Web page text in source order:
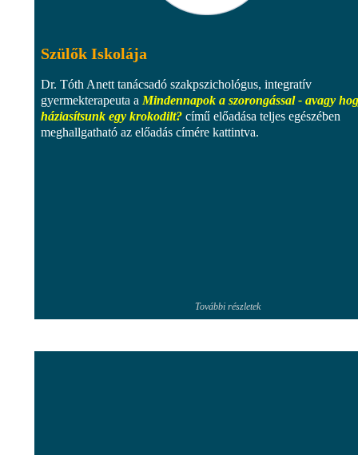
Szülők Iskolája
Dr. Tóth Anett tanácsadó szakpszichológus, integratív
gyermekterapeuta a Mindennapok a szorongással - avagy
háziasítsunk egy krokodilt? című előadása teljes egészében
meghallgatható az előadás címére kattintva.
További részletek